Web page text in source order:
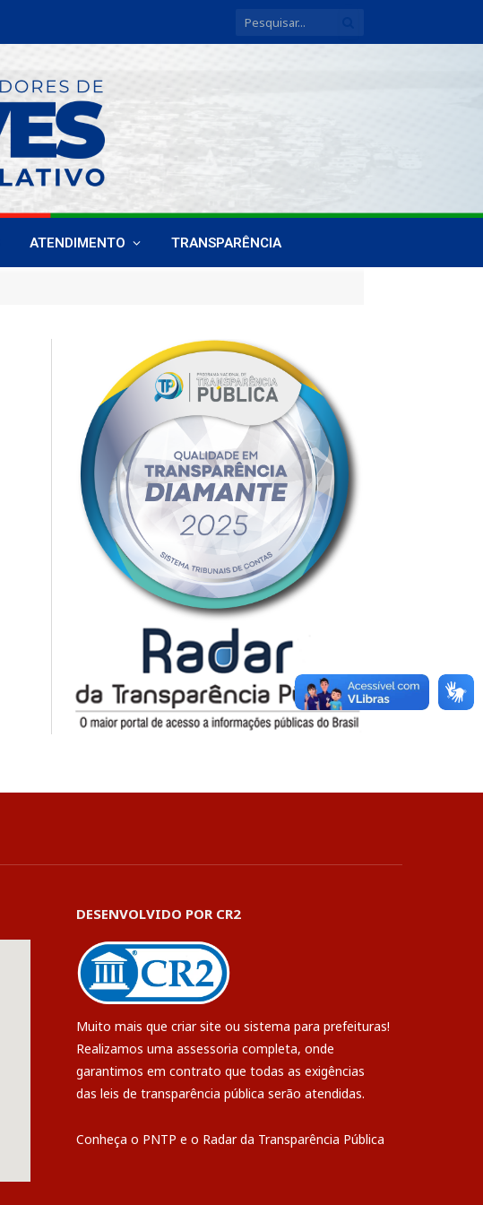
ATENDIMENTO TRANSPARÊNCIA
DESENVOLVIDO POR CR2
Muito mais que criar site ou sistema para prefeituras!
Realizamos uma assessoria completa, onde
garantimos em contrato que todas as exigências
das leis de transparência pública serão atendidas.
Conheça o PNTP e o Radar da Transparência Pública